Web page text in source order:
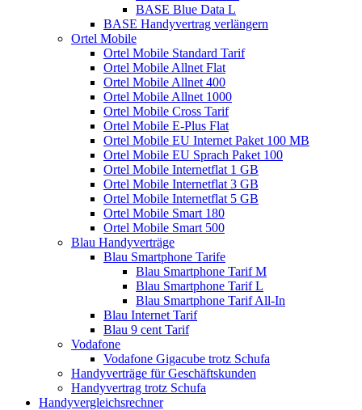
BASE Blue Data L
BASE Handyvertrag verlängern
Ortel Mobile
Ortel Mobile Standard Tarif
Ortel Mobile Allnet Flat
Ortel Mobile Allnet 400
Ortel Mobile Allnet 1000
Ortel Mobile Cross Tarif
Ortel Mobile E-Plus Flat
Ortel Mobile EU Internet Paket 100 MB
Ortel Mobile EU Sprach Paket 100
Ortel Mobile Internetflat 1 GB
Ortel Mobile Internetflat 3 GB
Ortel Mobile Internetflat 5 GB
Ortel Mobile Smart 180
Ortel Mobile Smart 500
Blau Handyverträge
Blau Smartphone Tarife
Blau Smartphone Tarif M
Blau Smartphone Tarif L
Blau Smartphone Tarif All-In
Blau Internet Tarif
Blau 9 cent Tarif
Vodafone
Vodafone Gigacube trotz Schufa
Handyverträge für Geschäftskunden
Handyvertrag trotz Schufa
Handyvergleichsrechner